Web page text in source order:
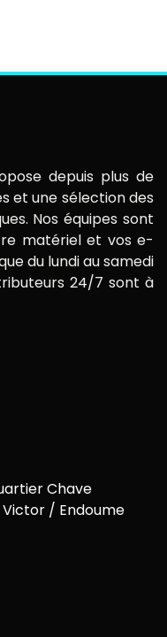
depuis plus de
et une sélection des
Nos équipes sont
matériel et vos e-
du lundi au samedi
24/7 sont à
Chave
Victor / Endoume